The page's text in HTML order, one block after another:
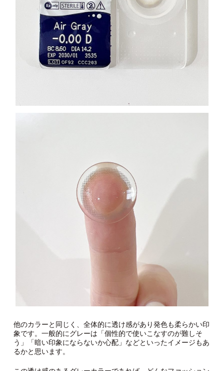
他のカラーと同じく、全体的に透け感があり発色も柔らかい印
象です。一般的にグレーは「個性的で使いこなすのが難しそ
う」「暗い印象にならないか心配」などといったイメージもあ
るかと思います。